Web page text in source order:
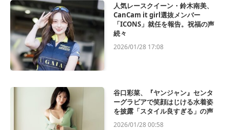
人気レースクイーン・鈴木南美、
CanCam it girl選抜メンバー
「ICONS」就任を報告。祝福の声
続々
2026/01/28 17:08
谷口彩菜、『ヤンジャン』センタ
ーグラビアで笑顔はじける水着姿
を披露「スタイル良すぎる」の声
2026/01/28 00:58